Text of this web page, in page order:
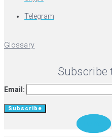
Telegram
Glossary
Subscribe
Email: